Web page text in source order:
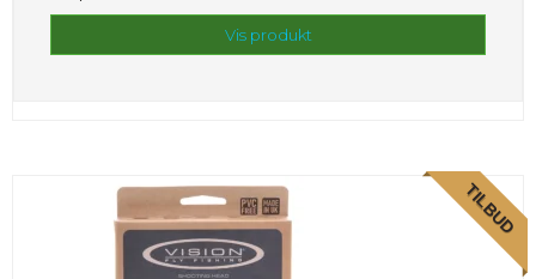
Vis produkt
TILBUD